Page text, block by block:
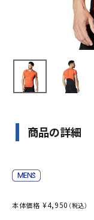
プライバシーポリシー
商品の詳細
本体価格 ¥4,950 （税込）